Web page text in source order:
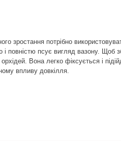
зростання потрібно
і повністю псує вигляд вазону. Щоб
Вона легко фіксується і
впливу довкілля.